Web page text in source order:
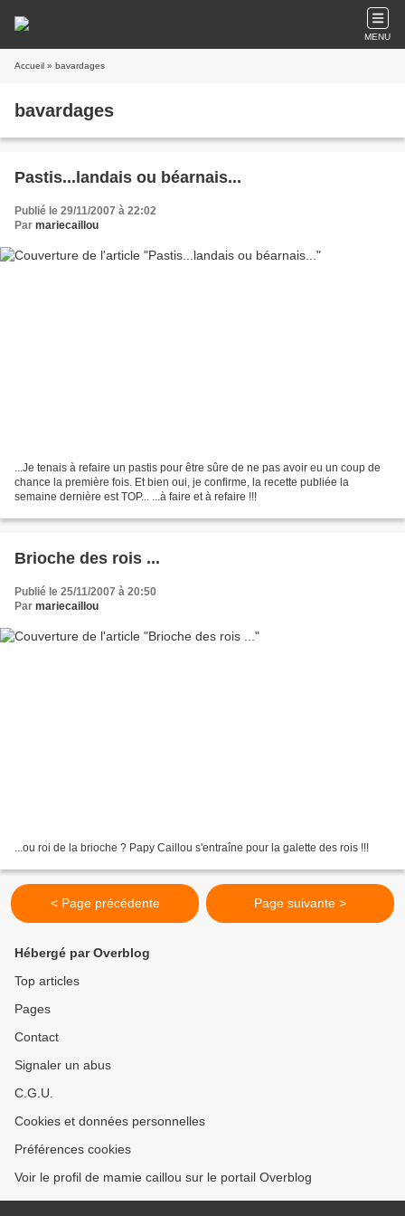
MENU
Accueil » bavardages
bavardages
Pastis...landais ou béarnais...
Publié le 29/11/2007 à 22:02
Par mariecaillou
...Je tenais à refaire un pastis pour être sûre de ne pas avoir eu un coup de
chance la première fois. Et bien oui, je confirme, la recette publiée la
semaine dernière est TOP... ...à faire et à refaire !!!
Brioche des rois ...
Publié le 25/11/2007 à 20:50
Par mariecaillou
...ou roi de la brioche ? Papy Caillou s'entraîne pour la galette des rois !!!
< Page précédente Page suivante >
Hébergé par Overblog
Top articles
Pages
Contact
Signaler un abus
C.G.U.
Cookies et données personnelles
Préférences cookies
Voir le profil de mamie caillou sur le portail Overblog